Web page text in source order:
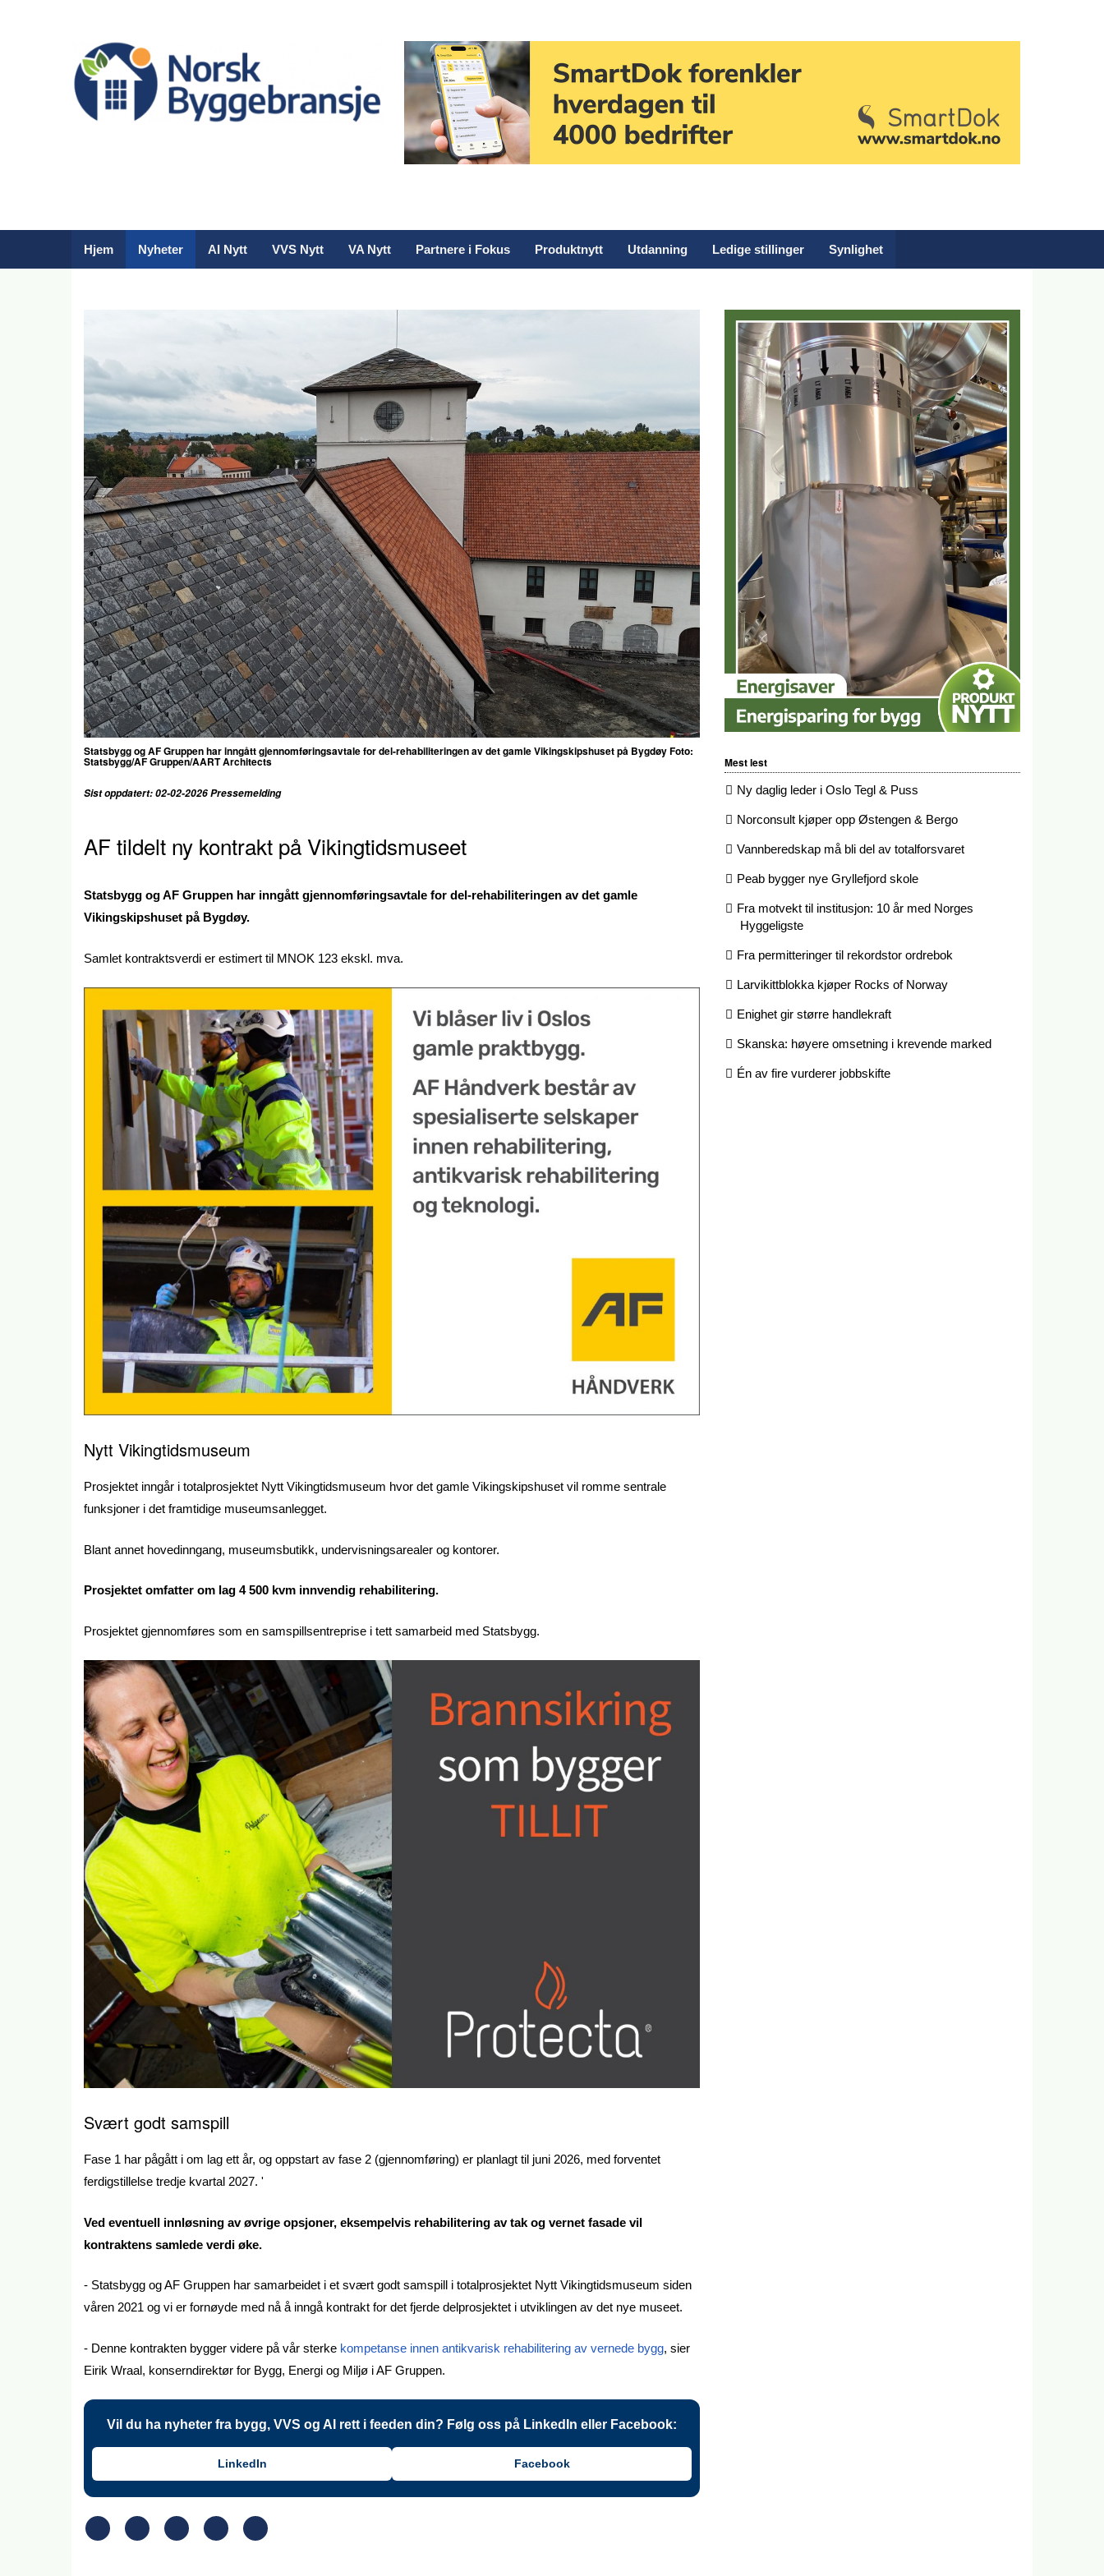
Hjem Nyheter AI Nytt VVS Nytt VA Nytt Partnere i Fokus Produktnytt Utdanning Ledige stillinger Synlighet
Statsbygg og AF Gruppen har inngått gjennomføringsavtale for del-rehabiliteringen av det gamle Vikingskipshuset på Bygdøy Foto:
Statsbygg/AF Gruppen/AART Architects
Sist oppdatert: 02-02-2026 Pressemelding
AF tildelt ny kontrakt på Vikingtidsmuseet
Statsbygg og AF Gruppen har inngått gjennomføringsavtale for del-rehabiliteringen av det gamle
Vikingskipshuset på Bygdøy.
Samlet kontraktsverdi er estimert til MNOK 123 ekskl. mva.
Nytt Vikingtidsmuseum
Prosjektet inngår i totalprosjektet Nytt Vikingtidsmuseum hvor det gamle Vikingskipshuset vil romme sentrale
funksjoner i det framtidige museumsanlegget.
Blant annet hovedinngang, museumsbutikk, undervisningsarealer og kontorer.
Prosjektet omfatter om lag 4 500 kvm innvendig rehabilitering.
Prosjektet gjennomføres som en samspillsentreprise i tett samarbeid med Statsbygg.
Svært godt samspill
Fase 1 har pågått i om lag ett år, og oppstart av fase 2 (gjennomføring) er planlagt til juni 2026, med forventet
ferdigstillelse tredje kvartal 2027. '
Ved eventuell innløsning av øvrige opsjoner, eksempelvis rehabilitering av tak og vernet fasade vil
kontraktens samlede verdi øke.
- Statsbygg og AF Gruppen har samarbeidet i et svært godt samspill i totalprosjektet Nytt Vikingtidsmuseum siden
våren 2021 og vi er fornøyde med nå å inngå kontrakt for det fjerde delprosjektet i utviklingen av det nye museet.
- Denne kontrakten bygger videre på vår sterke kompetanse innen antikvarisk rehabilitering av vernede bygg, sier
Eirik Wraal, konserndirektør for Bygg, Energi og Miljø i AF Gruppen.
Vil du ha nyheter fra bygg, VVS og AI rett i feeden din? Følg oss på LinkedIn eller Facebook:
LinkedIn Facebook
Mest lest
Ny daglig leder i Oslo Tegl & Puss
Norconsult kjøper opp Østengen & Bergo
Vannberedskap må bli del av totalforsvaret
Peab bygger nye Gryllefjord skole
Fra motvekt til institusjon: 10 år med Norges
Hyggeligste
Fra permitteringer til rekordstor ordrebok
Larvikittblokka kjøper Rocks of Norway
Enighet gir større handlekraft
Skanska: høyere omsetning i krevende marked
Én av fire vurderer jobbskifte